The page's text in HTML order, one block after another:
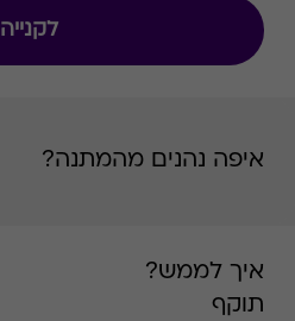
לקנייה
איפה נהנים מהמתנה?
איך לממש?
תוקף